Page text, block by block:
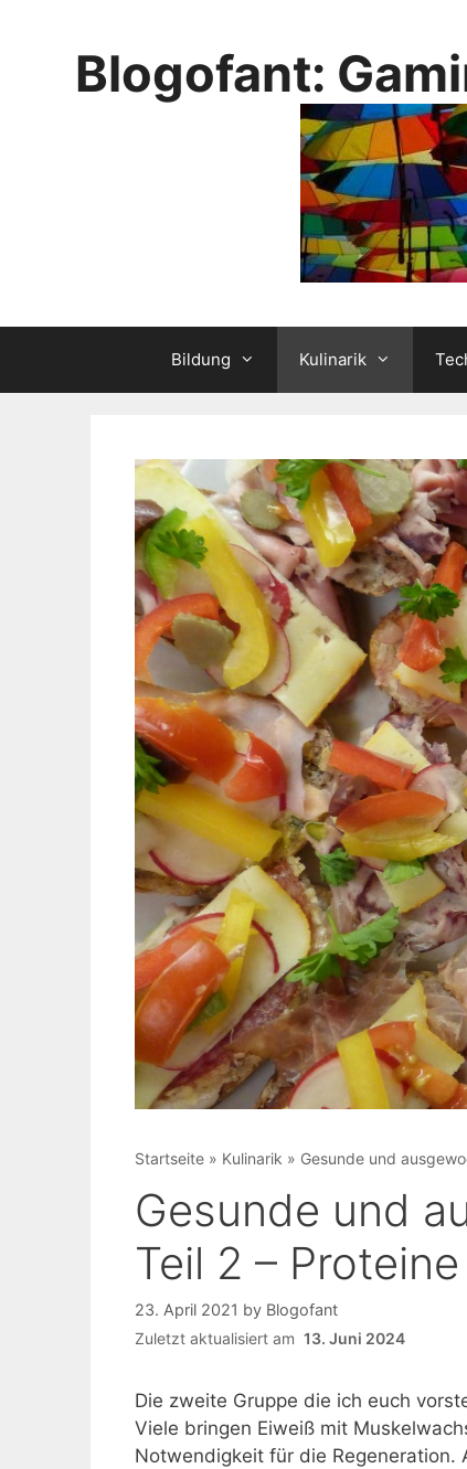
Blogofant:
Bildung Kulinarik
Startseite » Kulinarik » Gesunde und
Gesunde und
Teil 2 –
23. April 2021 by Blogofant
Zuletzt aktualisiert am 13. Juni 2024
Die zweite Gruppe die ich euch
Viele bringen Eiweiß mit
Notwendigkeit für die Regeneration.